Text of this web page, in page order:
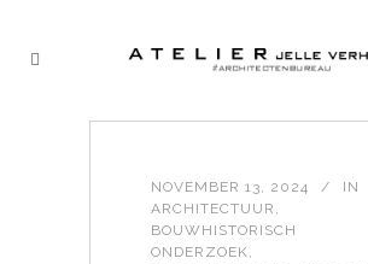
NOVEMBER 13, 2024
IN
ARCHITECTUUR ,
BOUWHISTORISCH
ONDERZOEK,